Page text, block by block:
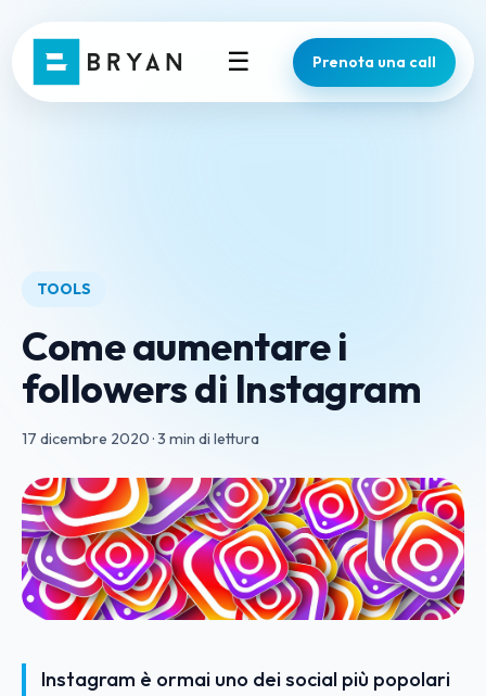
☰ Prenota una call
TOOLS
Come aumentare i
followers di Instagram
17 dicembre 2020·3 min di lettura
Instagram è ormai uno dei social più popolari